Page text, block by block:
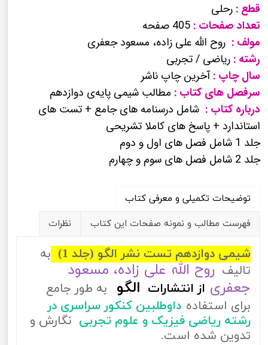
قطع : رحلی
تعداد صفحات :
مولف : روح الله علی زاده، مسعود جعفری
رشته : ریاضی / تجربی
سال چاپ :آخرین چاپ ناشر
سرفصل های کتاب : مطالب شیمی پایه‌ی دوازدهم
درباره کتاب : شامل درسنامه های جامع + تست های
استاندارد + پاسخ های کاملا تشریحی
جلد 1 شامل فصل های اول و دوم
جلد 2 شامل فصل های سوم و چهارم
توضیحات تکمیلی و معرفی کتاب
فهرست مطالب و نمونه صفحات این کتاب
نظرات
شیمی دوازدهم تست نشر الگو (جلد 1)
به
تالیف روح الله علی زاده، مسعود
جعفری از انتشارات الگو
به طور جامع
برای استفاده داوطلبین کنکور سراسری در
رشته ریاضی فیزیک و علوم تجربی نگارش و
تدوین شده است.